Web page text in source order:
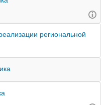
региональной